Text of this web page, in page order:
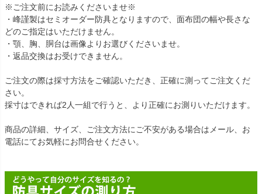
※ご注文前にお読みくださいませ※
・峰謹製はセミオーダー防具となりますので、面布団の幅や長さな
どのご指定はいただけません。
・顎、胸、胴台は画像よりお選びくださいませ。
・返品交換はお受けできません。
ご注文の際は採寸方法をご確認いただき、正確に測ってご注文くだ
さい。
採寸はできれば2人一組で行うと、より正確にお測りいただけます。
商品の詳細、サイズ、ご注文方法にご不安がある場合はメール、お
電話にてお気軽にお問合せください。